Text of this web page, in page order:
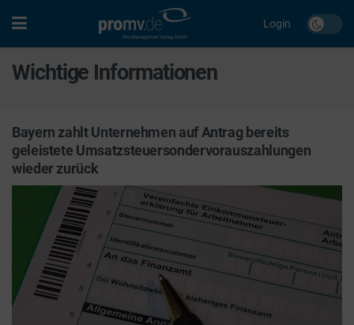
Login
Wichtige Informationen
Bayern zahlt Unternehmen auf Antrag bereits
geleistete Umsatz­steuer­sonder­vorauszahlungen
wieder zurück